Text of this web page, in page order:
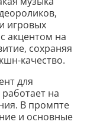
игровых
акцентом на
сохраняя
качество.
для
на
В промпте
и основные